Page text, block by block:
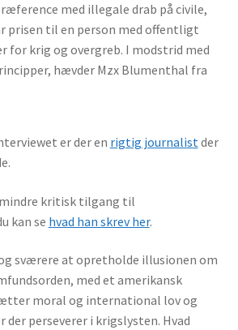
med illegale drab på civile,
prisen til en person med offentligt
for krig og overgreb. I modstrid med
hævder Mzx Blumenthal fra
er der en rigtig journalistder
mindre kritisk tilgang til
kan se hvad han skrev her.
sværere at opretholde illusionen om
med et amerikansk
moral og international lov og
perseverer i krigslysten. Hvad